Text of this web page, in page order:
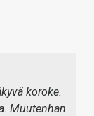
koroke.
Muutenhan